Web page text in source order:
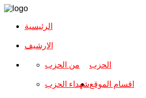
الرئيسية
الارشیف
الحزب من الحزب
شهداء الحزباقسام الموقع